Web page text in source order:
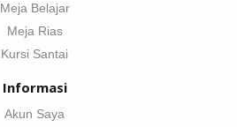
Meja Belajar
Meja Rias
Kursi Santai
Informasi
Akun Saya